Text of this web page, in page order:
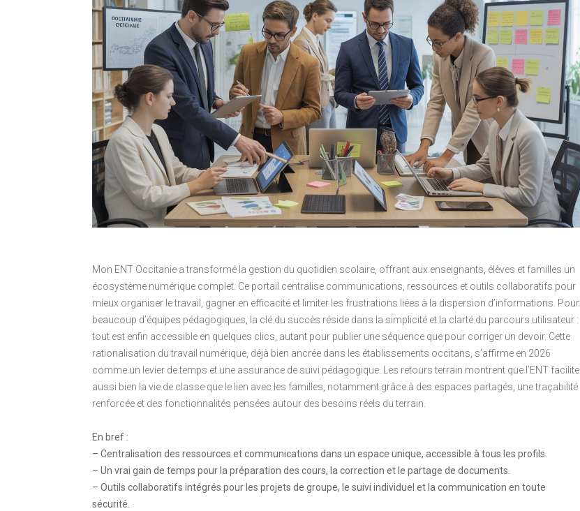
Mon ENT Occitanie a transformé la gestion du quotidien scolaire, offrant aux enseignants, élèves et familles un
écosystème numérique complet. Ce portail centralise communications, ressources et outils collaboratifs pour
mieux organiser le travail, gagner en efficacité et limiter les frustrations liées à la dispersion d’informations. Pour
beaucoup d’équipes pédagogiques, la clé du succès réside dans la simplicité et la clarté du parcours utilisateur :
tout est enfin accessible en quelques clics, autant pour publier une séquence que pour corriger un devoir. Cette
rationalisation du travail numérique, déjà bien ancrée dans les établissements occitans, s’affirme en 2026
comme un levier de temps et une assurance de suivi pédagogique. Les retours terrain montrent que l’ENT facilite
aussi bien la vie de classe que le lien avec les familles, notamment grâce à des espaces partagés, une traçabilité
renforcée et des fonctionnalités pensées autour des besoins réels du terrain.
En bref :
– Centralisation des ressources et communications dans un espace unique, accessible à tous les profils.
– Un vrai gain de temps pour la préparation des cours, la correction et le partage de documents.
– Outils collaboratifs intégrés pour les projets de groupe, le suivi individuel et la communication en toute
sécurité.